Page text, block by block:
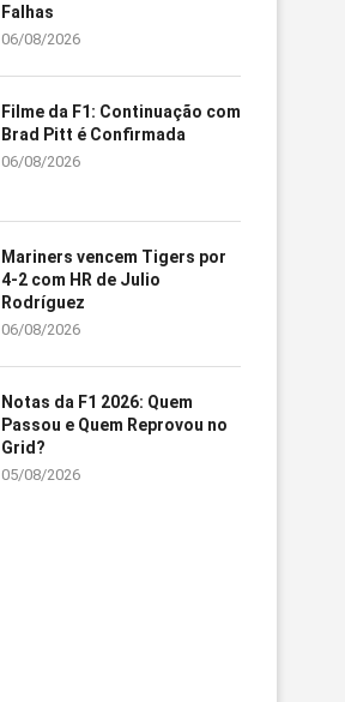
Falhas
06/08/2026
Filme da F1: Continuação com
Brad Pitt é Confirmada
06/08/2026
Mariners vencem Tigers por
4-2 com HR de Julio
Rodríguez
06/08/2026
Notas da F1 2026: Quem
Passou e Quem Reprovou no
Grid?
05/08/2026